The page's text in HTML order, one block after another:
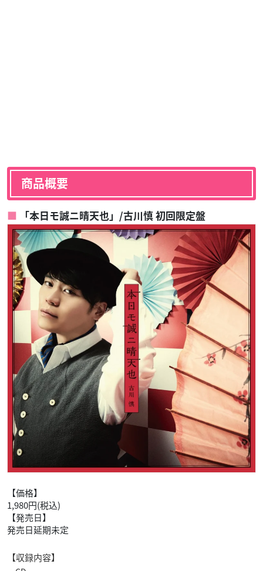
商品概要
「本日モ誠ニ晴天也」/古川慎 初回限定盤
【価格】
1,980円(税込)
【発売日】
発売日延期未定
【収録内容】